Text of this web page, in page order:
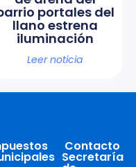
portales del
llano estrena
iluminación
Leer noticia
Contacto
Secretaría